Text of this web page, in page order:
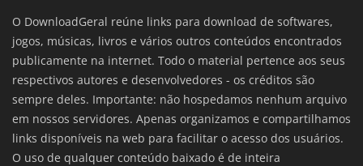
O DownloadGeral reúne links para download de softwares,
jogos, músicas, livros e vários outros conteúdos encontrados
publicamente na internet. Todo o material pertence aos seus
respectivos autores e desenvolvedores - os créditos são
sempre deles. Importante: não hospedamos nenhum arquivo
em nossos servidores. Apenas organizamos e compartilhamos
links disponíveis na web para facilitar o acesso dos usuários.
O uso de qualquer conteúdo baixado é de inteira